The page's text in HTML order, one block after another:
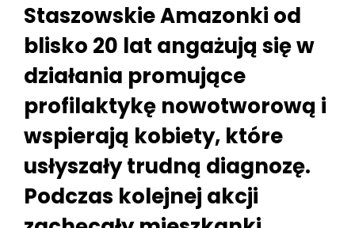
Staszowskie Amazonki od
blisko 20 lat angażują się w
działania promujące
profilaktykę nowotworową i
wspierają kobiety, które
usłyszały trudną diagnozę.
Podczas kolejnej akcji